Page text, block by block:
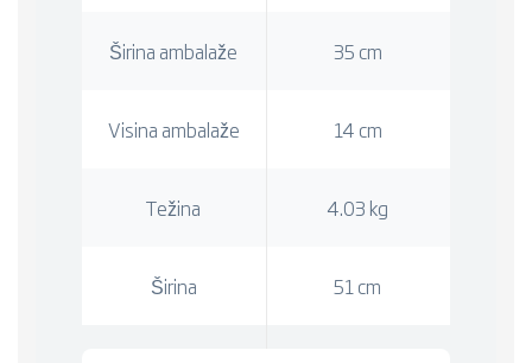
Širina ambalaže 35 cm
Visina ambalaže 14 cm
Težina 4.03 kg
Širina 51 cm